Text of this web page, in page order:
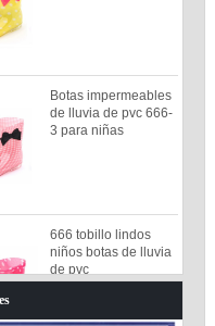
Botas impermeables
de lluvia de pvc 666-
3 para niñas
666 tobillo lindos
niños botas de lluvia
de pvc